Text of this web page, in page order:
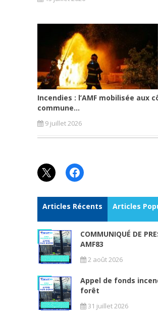
Incendies : l’AMF mobilisée aux
commune...
9 juillet 2026
X Facebook
Articles Récents Articles
COMMUNIQUÉ DE
AMF83
2 août 2026
Appel de fonds
forêt
31 juillet 2026